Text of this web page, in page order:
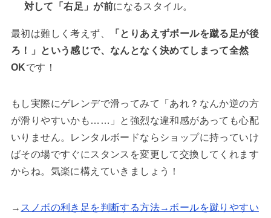
対して「右足」が前になるスタイル。
最初は難しく考えず、
「とりあえずボールを蹴る足が後
ろ！」という感じで、なんとなく決めてしまって全然
OKです！
もし実際にゲレンデで滑ってみて「あれ？なんか逆の方
が滑りやすいかも……」と強烈な違和感があっても心配
いりません。レンタルボードならショップに持っていけ
ばその場ですぐにスタンスを変更して交換してくれます
からね。気楽に構えていきましょう！
→ スノボの利き足を判断する方法→ボールを蹴りやすい